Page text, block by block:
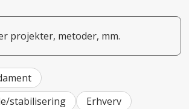
stabilisering
Erhverv